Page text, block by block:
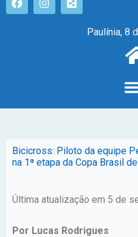
Paulínia, 8
Bicicross: Piloto da equipe
na 1ª etapa da Copa Brasil
Última atualização em 5 de
Por Lucas Rodrigues